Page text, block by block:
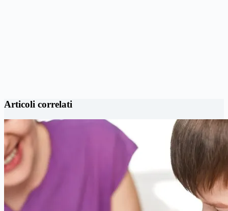
Articoli correlati